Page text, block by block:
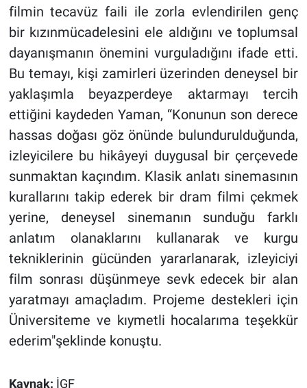
filmin tecavüz faili ile zorla evlendirilen genç
bir kızınmücadelesini ele aldığını ve toplumsal
dayanışmanın önemini vurguladığını ifade etti.
Bu temayı, kişi zamirleri üzerinden deneysel bir
yaklaşımla beyazperdeye aktarmayı tercih
ettiğini kaydeden Yaman, “Konunun son derece
hassas doğası göz önünde bulundurulduğunda,
izleyicilere bu hikâyeyi duygusal bir çerçevede
sunmaktan kaçındım. Klasik anlatı sinemasının
kurallarını takip ederek bir dram filmi çekmek
yerine, deneysel sinemanın sunduğu farklı
anlatım olanaklarını kullanarak ve kurgu
tekniklerinin gücünden yararlanarak, izleyiciyi
film sonrası düşünmeye sevk edecek bir alan
yaratmayı amaçladım. Projeme destekleri için
Üniversiteme ve kıymetli hocalarıma teşekkür
ederim"şeklinde konuştu.
Kaynak: İGF